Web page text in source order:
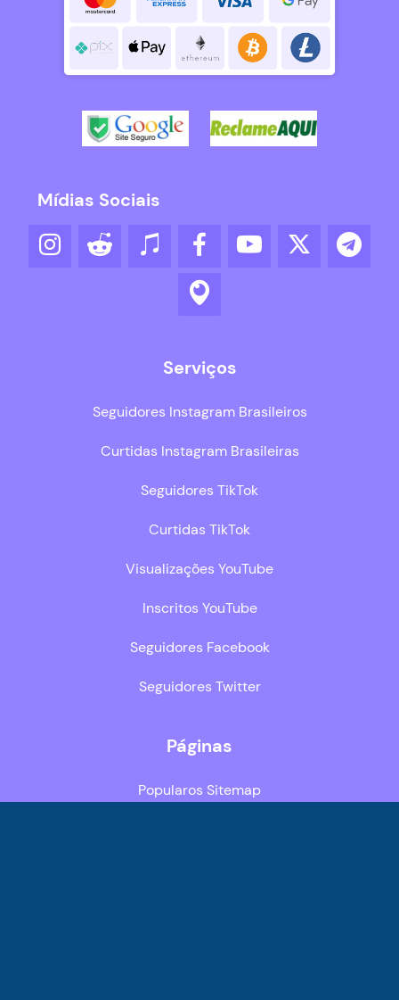
Mídias Sociais
Serviços
Seguidores Instagram Brasileiros
Curtidas Instagram Brasileiras
Seguidores TikTok
Curtidas TikTok
Visualizações YouTube
Inscritos YouTube
Seguidores Facebook
Seguidores Twitter
Páginas
Popularos Sitemap